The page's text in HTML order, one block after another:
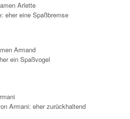
Arlette
eher eine Spaßbremse
Armand
ein Spaßvogel
Armani: eher zurückhaltend